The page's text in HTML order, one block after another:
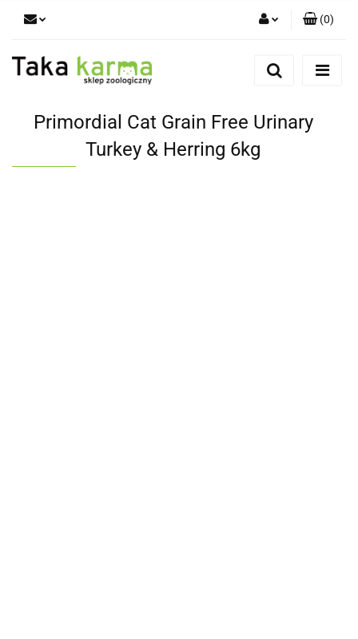
Zaloguj się
Zgody cookies
(0)
Primordial Cat Grain Free Urinary
Turkey & Herring 6kg